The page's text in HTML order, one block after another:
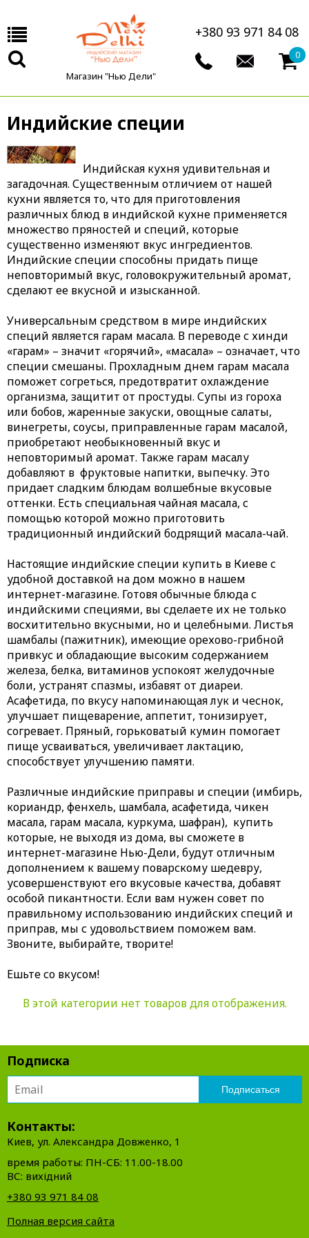
Магазин "Нью Дели"
+380 93 971 84 08
0
Индийские специи
Индийская кухня удивительная и
загадочная. Существенным отличием от нашей
кухни является то, что для приготовления
различных блюд в индийской кухне применяется
множество пряностей и специй, которые
существенно изменяют вкус ингредиентов.
Индийские специи способны придать пище
неповторимый вкус, головокружительный аромат,
сделают ее вкусной и изысканной.
Универсальным средством в мире индийских
специй является гарам масала. В переводе с хинди
«гарам» – значит «горячий», «масала» – означает, что
специи смешаны. Прохладным днем гарам масала
поможет согреться, предотвратит охлаждение
организма, защитит от простуды. Супы из гороха
или бобов, жаренные закуски, овощные салаты,
винегреты, соусы, приправленные гарам масалой,
приобретают необыкновенный вкус и
неповторимый аромат. Также гарам масалу
добавляют в фруктовые напитки, выпечку. Это
придает сладким блюдам волшебные вкусовые
оттенки. Есть специальнаячайная масала, с
помощью которой можно приготовить
традиционный индийский бодрящий масала-чай.
Настоящие индийские специи купить в Киевес
удобной доставкой на дом можно в нашем
интернет-магазине. Готовя обычные блюда с
индийскими специями, вы сделаете их не только
восхитительно вкусными, но и целебными. Листья
шамбалы (пажитник), имеющие орехово-грибной
привкус и обладающие высоким содержанием
железа, белка, витаминов успокоят желудочные
боли, устранят спазмы, избавят от диареи.
Асафетида, по вкусу напоминающая лук и чеснок,
улучшает пищеварение, аппетит, тонизирует,
согревает. Пряный, горьковатый кумин помогает
пище усваиваться, увеличивает лактацию,
способствует улучшению памяти.
Различные индийские приправы и специи (имбирь,
кориандр, фенхель, шамбала, асафетида, чикен
масала, гарам масала, куркума, шафран), купить
которые, не выходя из дома, вы сможете в
интернет-магазине Нью-Дели, будут отличным
дополнением к вашему поварскому шедевру,
усовершенствуют его вкусовые качества, добавят
особой пикантности. Если вам нужен совет по
правильному использованию индийских специй и
приправ, мы с удовольствием поможем вам.
Звоните, выбирайте, творите!
Ешьте со вкусом!
В этой категории нет товаров для отображения.
Подписка
Контакты:
Киев, ул. Александра Довженко, 1
время работы: ПН-СБ: 11.00-18.00
ВС: вихідний
+380 93 971 84 08
Полная версия сайта